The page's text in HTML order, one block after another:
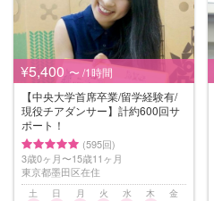
¥5,400 〜 /1時間
【中央大学首席卒業/留学経験有/
現役チアダンサー】計約600回サ
ポート！
(595回)
3歳0ヶ月〜15歳11ヶ月
東京都墨田区在住
土
日
月
火
水
木
金